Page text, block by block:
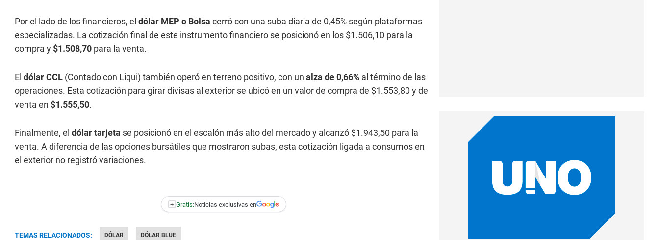
Por el lado de los financieros, el dólar MEP o Bolsa cerró con una suba diaria de 0,45% según plataformas
especializadas. La cotización final de este instrumento financiero se posicionó en los $1.506,10 para la
compra y $1.508,70 para la venta.
El dólar CCL (Contado con Liqui) también operó en terreno positivo, con un alza de 0,66% al término de las
operaciones. Esta cotización para girar divisas al exterior se ubicó en un valor de compra de $1.553,80 y de
venta en $1.555,50.
Finalmente, el dólar tarjeta se posicionó en el escalón más alto del mercado y alcanzó $1.943,50 para la
venta. A diferencia de las opciones bursátiles que mostraron subas, esta cotización ligada a consumos en
el exterior no registró variaciones.
+ Gratis:Noticias exclusivas en
TEMAS RELACIONADOS: DÓLAR DÓLAR BLUE